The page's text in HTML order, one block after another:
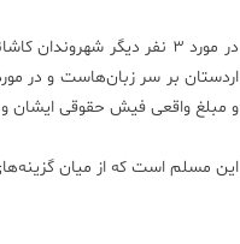
در مورد 3 نفر دیگر
اردستان بر سر زبان‌هاست و در
و مبلغ واقعی فیش حقوقی ایشان و
این مسلم است که از میان